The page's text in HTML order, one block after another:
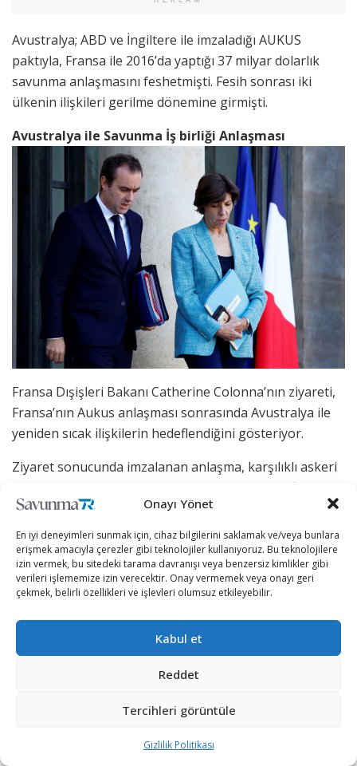
Onayı Yönet
En iyi deneyimleri sunmak için, cihaz bilgilerini saklamak ve/veya bunlara
erişmek amacıyla çerezler gibi teknolojiler kullanıyoruz. Bu teknolojilere
izin vermek, bu sitedeki tarama davranışı veya benzersiz kimlikler gibi
verileri işlememize izin verecektir. Onay vermemek veya onayı geri
çekmek, belirli özellikleri ve işlevleri olumsuz etkileyebilir.
Kabul et
Reddet
Tercihleri görüntüle
Gizlilik Politikası
Avustralya; ABD ve İngiltere ile imzaladığı AUKUS
paktıyla, Fransa ile 2016’da yaptığı 37 milyar dolarlık
savunma anlaşmasını feshetmişti. Fesih sonrası iki
ülkenin ilişkileri gerilme dönemine girmişti.
Avustralya ile Savunma İş birliği Anlaşması
Fransa Dışişleri Bakanı Catherine Colonna’nın ziyareti,
Fransa’nın Aukus anlaşması sonrasında Avustralya ile
yeniden sıcak ilişkilerin hedeflendiğini gösteriyor.
Ziyaret sonucunda imzalanan anlaşma, karşılıklı askeri
erişimi güçlendirmeyi amaçlarken özellikle Pasifik ve
Hint Okyanusu’ndaki Fransız tesislerine Avustralya’nın
daha etkili bir şekilde varlık göstermesine olanak
tanıyacak.
Fransa Dışişleri Bakanı Colonna, anlaşmanın büyük bir
başarı olduğunu belirterek, Avustralya ile olan ilişkilerin
Aukus anlaşması sonrasındaki belirsizlikten çıkarak,
daha güçlü bir ortaklık doğrultusunda ilerlediğini